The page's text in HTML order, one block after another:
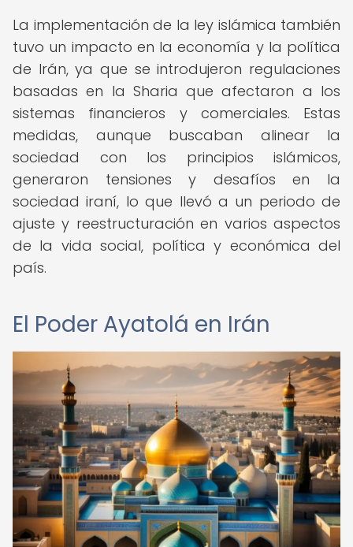
La implementación de la ley islámica también
tuvo un impacto en la economía y la política
de Irán, ya que se introdujeron regulaciones
basadas en la Sharia que afectaron a los
sistemas financieros y comerciales. Estas
medidas, aunque buscaban alinear la
sociedad con los principios islámicos,
generaron tensiones y desafíos en la
sociedad iraní, lo que llevó a un periodo de
ajuste y reestructuración en varios aspectos
de la vida social, política y económica del
país.
El Poder Ayatolá en Irán